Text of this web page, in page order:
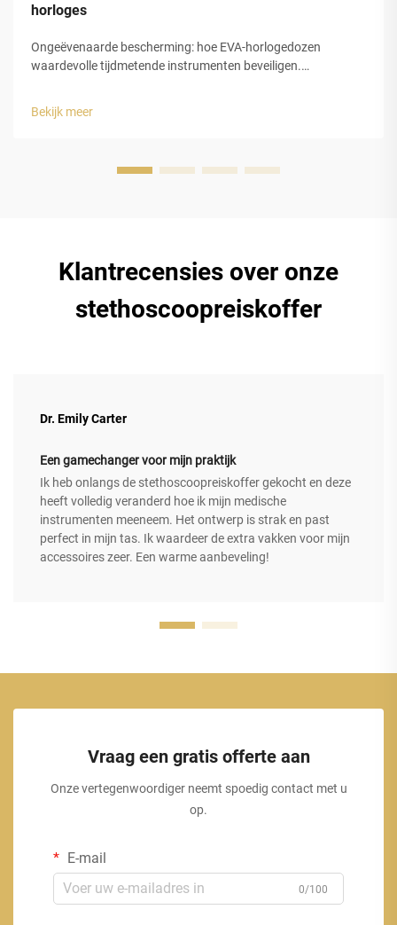
horloges
Ongeëvenaarde bescherming: hoe EVA-horlogedozen
waardevolle tijdmetende instrumenten beveiligen.
ethyleenvinylacetaat (EVA)-schuim biedt luxe horlogedozen
Bekijk meer
Klantrecensies over onze
stethoscoopreiskoffer
Dr. Emily Carter
Een gamechanger voor mijn praktijk
Ik heb onlangs de stethoscoopreiskoffer gekocht en deze
heeft volledig veranderd hoe ik mijn medische
instrumenten meeneem. Het ontwerp is strak en past
perfect in mijn tas. Ik waardeer de extra vakken voor mijn
accessoires zeer. Een warme aanbeveling!
Vraag een gratis offerte aan
Onze vertegenwoordiger neemt spoedig contact met u
op.
E-mail
0/100